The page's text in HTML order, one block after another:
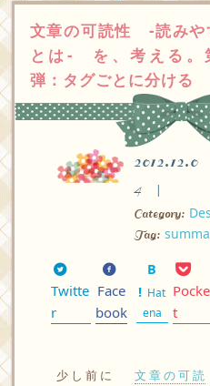
文章の可読性 -読みや
とは- を、考える。
弾：タグごとに分ける
2012.12.0
4
Category:
Tag:
Twitte
r
Face
book
Hat
ena
Pocke
t
少し前に
文章の可読